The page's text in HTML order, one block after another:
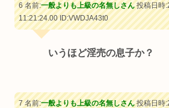
6 名前:一般よりも上級の名無しさん投稿日時
11:21:24.00ID:VWDJA43t0
いうほど淫売の息子か？
7 名前:一般よりも上級の名無しさん投稿日時